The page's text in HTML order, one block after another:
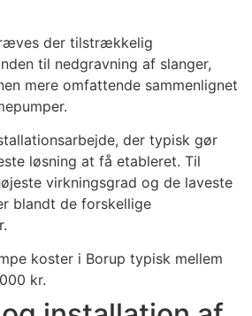
der tilstrækkelig
til nedgravning af slanger,
mere omfattende sammenlignet
der typisk gør
løsning at få etableret. Til
virkningsgrad og de laveste
blandt de forskellige
koster i Borup typisk mellem
kr.